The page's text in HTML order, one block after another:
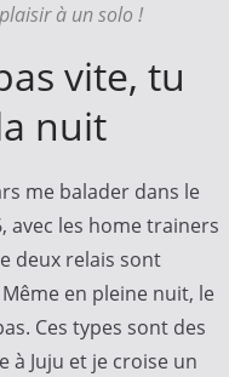
à un solo !
vite, tu
nuit
me balader dans le
avec les home trainers
deux relais sont
en pleine nuit, le
Ces types sont des
à Juju et je croise un